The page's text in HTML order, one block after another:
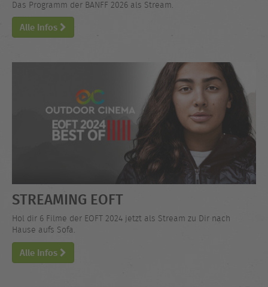
Das Programm der BANFF 2026 als Stream.
Alle Infos
STREAMING EOFT
Hol dir 6 Filme der EOFT 2024 jetzt als Stream zu Dir nach
Hause aufs Sofa.
Alle Infos